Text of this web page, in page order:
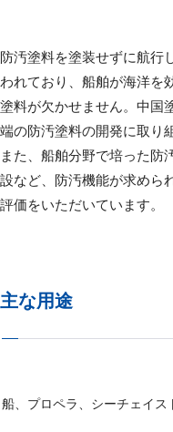
防汚塗料を塗装せずに航行
われており、船舶が海洋を
塗料が欠かせません。中国
端の防汚塗料の開発に取り
また、船舶分野で培った防
設など、防汚機能が求めら
評価をいただいています。
主な用途
船、プロペラ、シーチェイス